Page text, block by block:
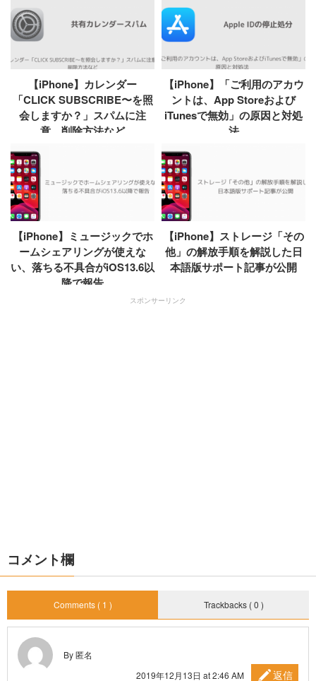
【iPhone】カレンダー
「CLICK SUBSCRIBE〜を照
会しますか？」スパムに注
意、削除方法など
【iPhone】「ご利用のアカウ
ントは、App Storeおよび
iTunesで無効」の原因と対処
法
【iPhone】ミュージックでホ
ームシェアリングが使えな
い、落ちる不具合がiOS13.6以
降で報告
【iPhone】ストレージ「その
他」の解放手順を解説した日
本語版サポート記事が公開
スポンサーリンク
コメント欄
Comments ( 1 ) Trackbacks ( 0 )
By 匿名
2019年12月13日 at 2:46 AM
返信